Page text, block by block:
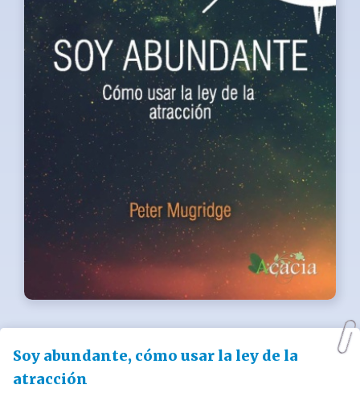
Soy abundante, cómo usar la ley de la
atracción